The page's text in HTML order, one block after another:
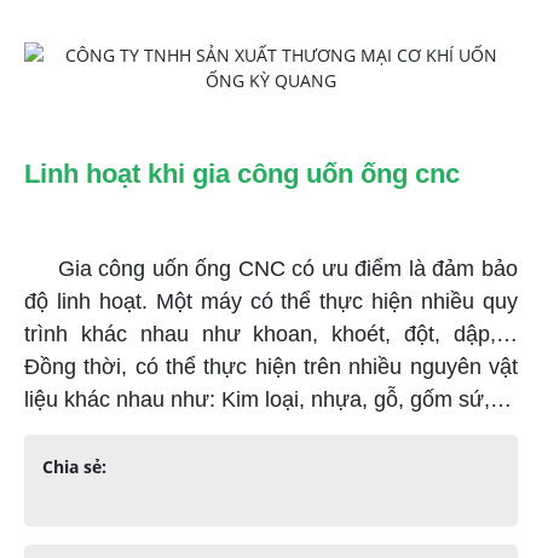
Linh hoạt khi gia công uốn ống cnc
Gia công uốn ống CNC có ưu điểm là đảm bảo
độ linh hoạt. Một máy có thể thực hiện nhiều quy
trình khác nhau như khoan, khoét, đột, dập,…
Đồng thời, có thể thực hiện trên nhiều nguyên vật
liệu khác nhau như: Kim loại, nhựa, gỗ, gốm sứ,…
Chia sẻ: